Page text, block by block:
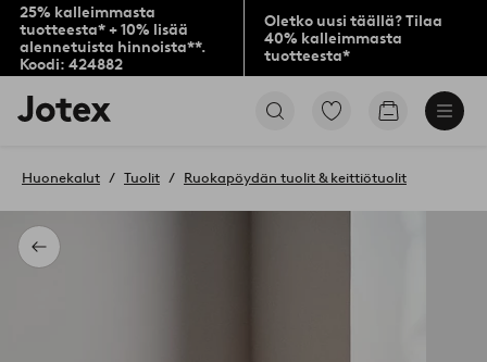
25% kalleimmasta
tuotteesta* + 10% lisää
alennetuista hinnoista**.
Koodi: 424882
Oletko uusi täällä? Tilaa
40% kalleimmasta
tuotteesta*
Jotex-
logo
aloitussivulle
Siirry
Siirry
Takaisin
Huonekalut Tuolit Ruokapöydän tuolit & keittiötuolit